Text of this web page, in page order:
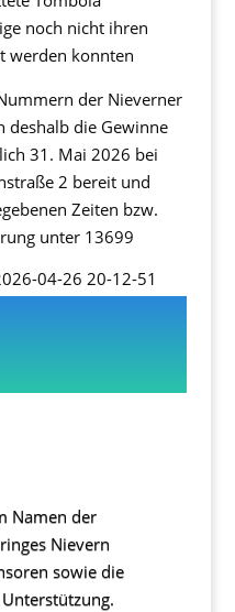
noch nicht ihren
werden konnten
der Nieverner
deshalb die Gewinne
31. Mai 2026 bei
2 bereit und
Zeiten bzw.
unter 13699
Namen der
Nievern
sowie die